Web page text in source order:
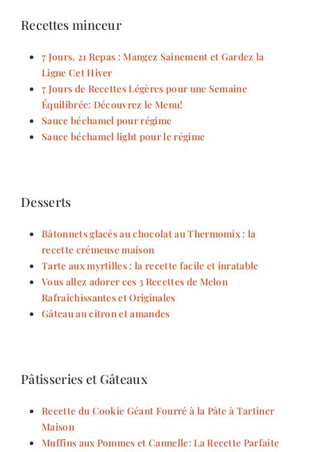
Recettes minceur
7 Jours, 21 Repas : Mangez Sainement et Gardez la
Ligne Cet Hiver
7 Jours de Recettes Légères pour une Semaine
Équilibrée: Découvrez le Menu!
Sauce béchamel pour régime
Sauce béchamel light pour le régime
Desserts
Bâtonnets glacés au chocolat au Thermomix : la
recette crémeuse maison
Tarte aux myrtilles : la recette facile et inratable
Vous allez adorer ces 3 Recettes de Melon
Rafraîchissantes et Originales
Gâteau au citron et amandes
Pâtisseries et Gâteaux
Recette du Cookie Géant Fourré à la Pâte à Tartiner
Maison
Muffins aux Pommes et Cannelle: La Recette Parfaite